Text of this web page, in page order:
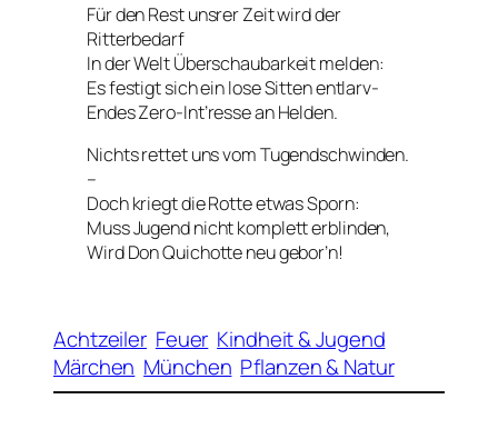
Für den Rest unsrer Zeit wird der
Ritterbedarf
In der WeltÜberschaubarkeitmelden:
Es festigt sich ein lose Sitten entlarv-
Endes Zero-Int’resse an Helden.
Nichts rettet uns vom Tugendschwinden.
–
Doch kriegt die Rotte etwas Sporn:
Muss Jugend nicht komplett erblinden,
Wird Don Quichotte neu gebor’n!
Achtzeiler Feuer Kindheit & Jugend
Märchen München Pflanzen & Natur